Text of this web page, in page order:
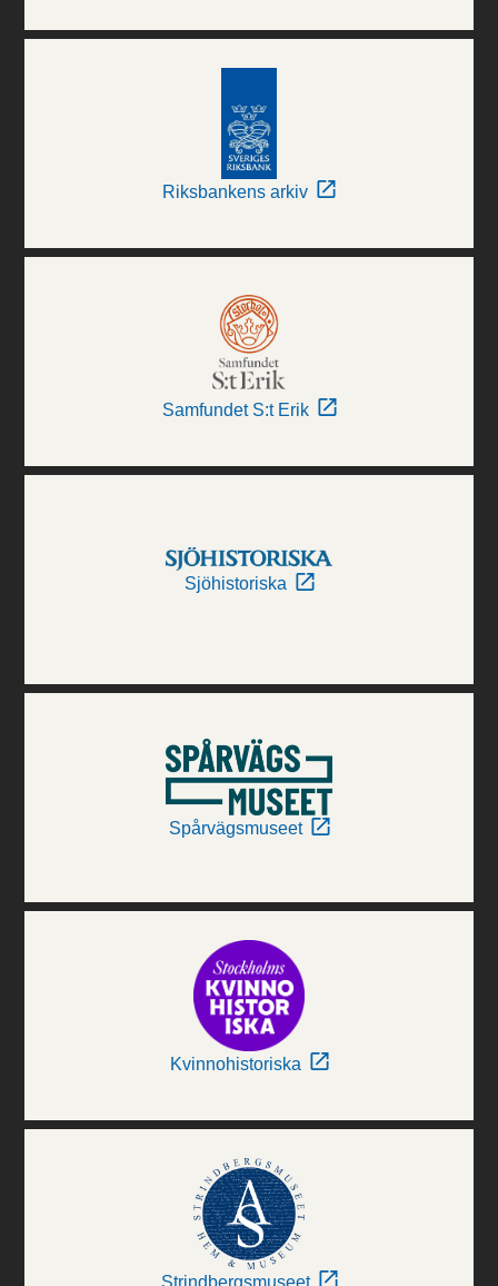
Riksbankens arkiv
Samfundet S:t Erik
Sjöhistoriska
Spårvägsmuseet
Kvinnohistoriska
Strindbergsmuseet